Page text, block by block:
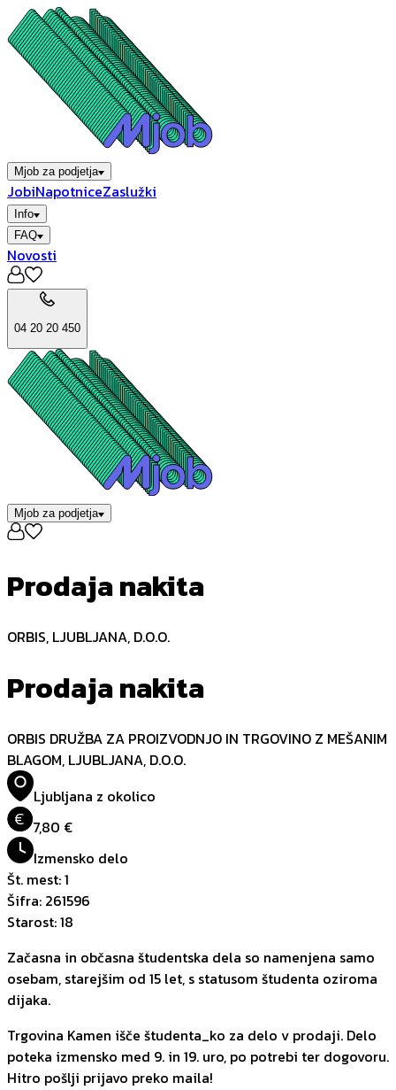
Mjob za podjetja
JobiNapotniceZaslužki
Info
FAQ
Novosti
04 20 20 450
Mjob za podjetja
Prodaja nakita
ORBIS, LJUBLJANA, D.O.O.
Prodaja nakita
ORBIS DRUŽBA ZA PROIZVODNJO IN TRGOVINO Z MEŠANIM
BLAGOM, LJUBLJANA, D.O.O.
Ljubljana z okolico
€ 7,80 €
Izmensko delo
Št. mest:1
Šifra: 261596
Starost:18
Začasna in občasna študentska dela so namenjena samo
osebam, starejšim od 15 let, s statusom študenta oziroma
dijaka.
Trgovina Kamen išče študenta_ko za delo v prodaji. Delo
poteka izmensko med 9. in 19. uro, po potrebi ter dogovoru.
Hitro pošlji prijavo preko maila!